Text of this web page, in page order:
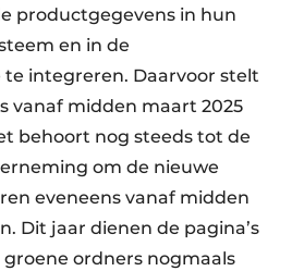
productgegevens in hun
en in de
integreren. Daarvoor stelt
vanaf midden maart 2025
behoort nog steeds tot de
om de nieuwe
eveneens vanaf midden
Dit jaar dienen de pagina’s
ordners nogmaals